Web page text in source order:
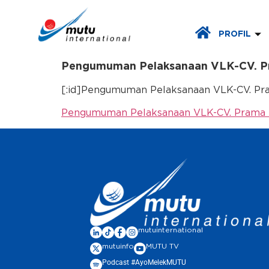
PROFIL
Pengumuman Pelaksanaan VLK-CV.
[:id]Pengumuman Pelaksanaan VLK-CV.
Pengumuman Pelaksanaan VLK-CV.
mutuinternational
mutuinfo MUTU TV
Podcast #AyoMelekMUTU